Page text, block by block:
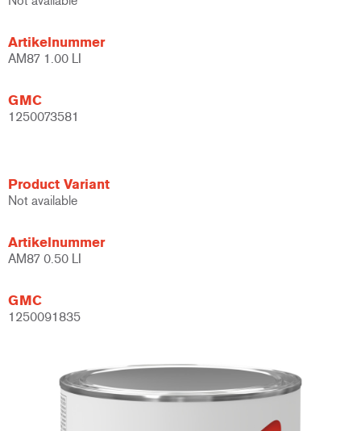
Artikelnummer
AM87 1.00 LI
GMC
1250073581
Product Variant
Not available
Artikelnummer
AM87 0.50 LI
GMC
1250091835